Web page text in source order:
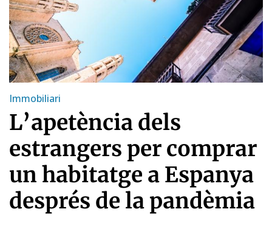
Immobiliari
L’apetència dels
estrangers per comprar
un habitatge a Espanya
després de la pandèmia